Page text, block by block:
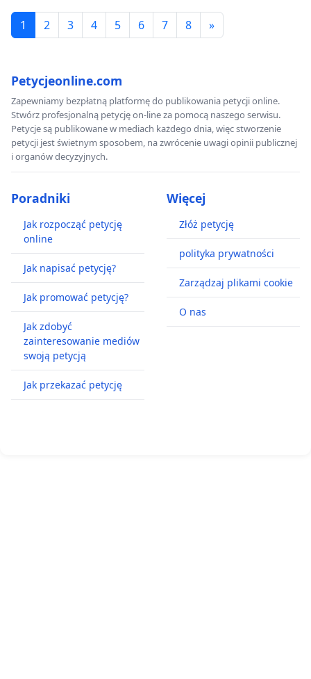
1 2 3 4 5 6 7 8 »
Petycjeonline.com
Zapewniamy bezpłatną platformę do publikowania petycji online.
Stwórz profesjonalną petycję on-line za pomocą naszego serwisu.
Petycje są publikowane w mediach każdego dnia, więc stworzenie
petycji jest świetnym sposobem, na zwrócenie uwagi opinii publicznej
i organów decyzyjnych.
Poradniki
Jak rozpocząć petycję
online
Jak napisać petycję?
Jak promować petycję?
Jak zdobyć
zainteresowanie mediów
swoją petycją
Jak przekazać petycję
Więcej
Złóż petycję
polityka prywatności
Zarządzaj plikami cookie
O nas